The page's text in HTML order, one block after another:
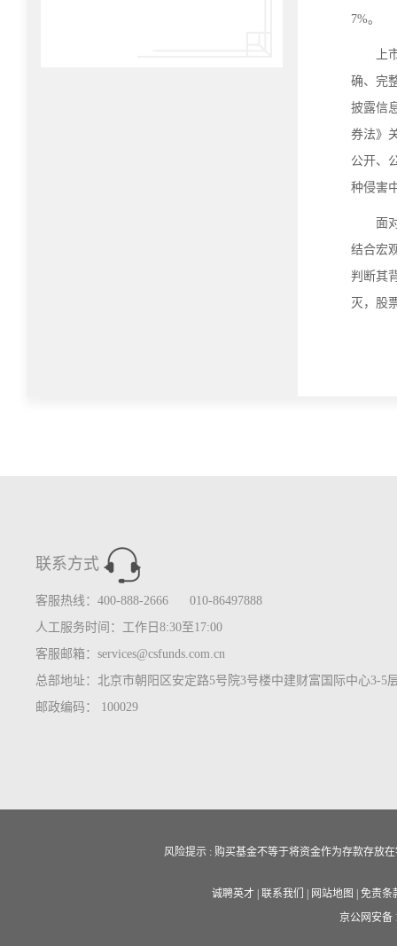
7%。
上
确、完
披露信
券法》
公开、
种侵害
面
结合宏
判断其
灭，股
联系方式
客服热线：400-888-2666 010-86497888
人工服务时间：工作日8:30至17:00
客服邮箱：services@csfunds.com.cn
总部地址：北京市朝阳区安定路5号院3号楼中建财富国际中心3-5
邮政编码： 100029
风险提示 : 购买基金不等于将资金作为存款存放
诚聘英才 联系我们 网站地图
免责条
京公网安备